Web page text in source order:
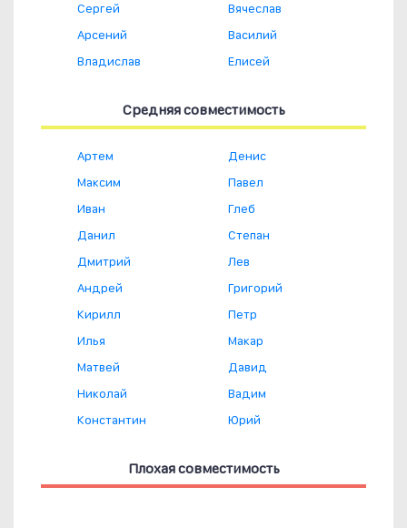
Сергей
Арсений
Владислав
Вячеслав
Василий
Елисей
Средняя совместимость
Артем
Максим
Иван
Данил
Дмитрий
Андрей
Кирилл
Илья
Матвей
Николай
Константин
Денис
Павел
Глеб
Степан
Лев
Григорий
Петр
Макар
Давид
Вадим
Юрий
Плохая совместимость